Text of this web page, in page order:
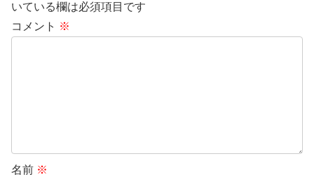
いている欄は必須項目です
コメント ※
名前 ※